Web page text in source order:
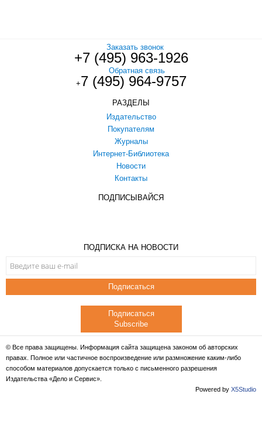
Заказать звонок
+7 (495) 963-1926
Обратная связь
+7 (495) 964-9757
РАЗДЕЛЫ
Издательство
Покупателям
Журналы
Интернет-Библиотека
Новости
Контакты
ПОДПИСЫВАЙСЯ
ПОДПИСКА НА НОВОСТИ
Подписаться
Подписаться
Subscribe
© Все права защищены. Информация сайта защищена законом об авторских
правах. Полное или частичное воспроизведение или размножение каким-либо
способом материалов допускается только с письменного разрешения
Издательства «Дело и Сервис».
Powered by X5Studio